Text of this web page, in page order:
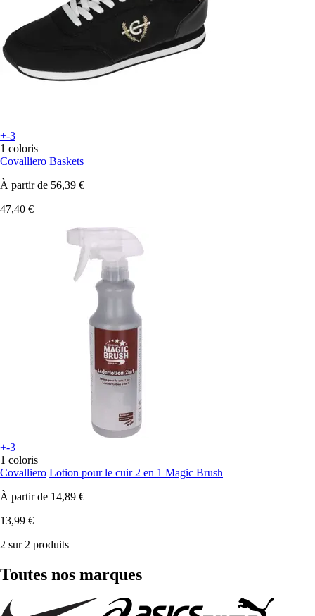
+-3
1 coloris
Covalliero Baskets
À partir de 56,39 €
47,40 €
+-3
1 coloris
Covalliero Lotion pour le cuir 2 en 1 Magic Brush
À partir de 14,89 €
13,99 €
2 sur 2 produits
Toutes nos marques